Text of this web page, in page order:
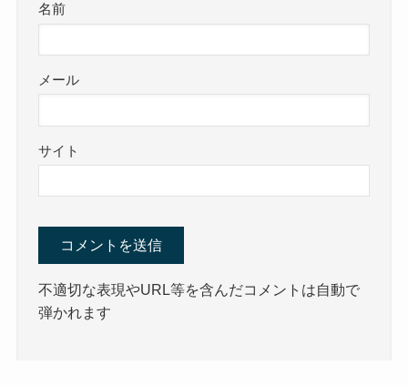
名前
メール
サイト
不適切な表現やURL等を含んだコメントは自動で
弾かれます